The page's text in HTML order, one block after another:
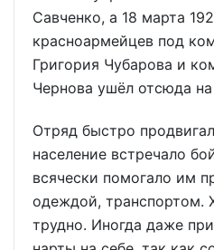
Савченко, а 18 марта
красноармейцев под
Григория Чубарова и
Чернова ушёл отсюда
Отряд быстро
население встречало
всячески помогало им
одеждой, транспортом.
трудно. Иногда даже